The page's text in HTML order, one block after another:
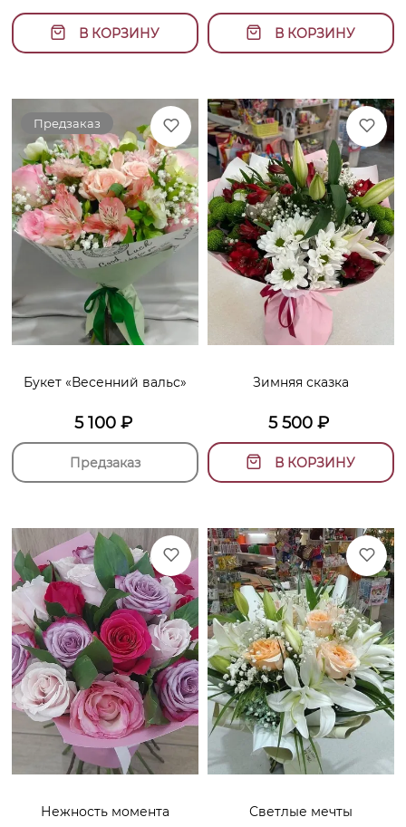
В КОРЗИНУ В КОРЗИНУ
Предзаказ
Букет «Весенний вальс»
5 100₽
Предзаказ
Зимняя сказка
5 500 ₽
В КОРЗИНУ
Нежность момента Светлые мечты